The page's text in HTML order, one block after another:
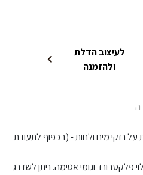
לעיצוב הדלת
ולהזמנה
על נזקי מים ולחות - (בכפוף לתעודת
פלקסבורד וגומי אטימה. ניתן לשדרג